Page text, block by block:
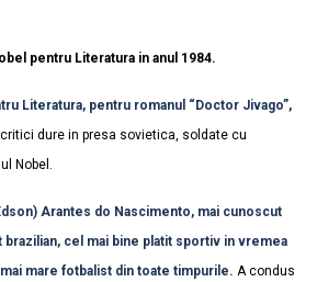
pentru Literatura in anul 1984.
Literatura, pentru romanul “Doctor Jivago”,
dure in presa sovietica, soldate cu
Nobel.
Arantes do Nascimento, mai cunoscut
cel mai bine platit sportiv in vremea
mare fotbalist din toate timpurile. A condus